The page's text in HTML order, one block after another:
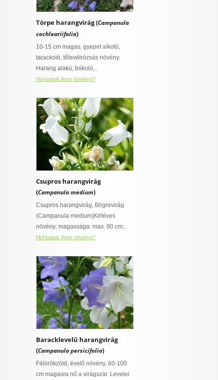
Törpe harangvirág (Campanula
cochleariifolia)
10-15 cm magas, gyepet alkotó,
tarackoló, tőlevélrózsás növény.
Harang alakú, bókoló,..
Hol kapok ilyen növényt?
Csupros harangvirág
(Campanula medium)
Csupros harangvirág, Bögrevirág
(Campanula medium)Kétéves
növény; magassága: max. 80 cm;..
Hol kapok ilyen növényt?
Baracklevelű harangvirág
(Campanula persicifolia)
Félörökzöld, évelő növény, 60-100
cm magasra nő a virágszár. Levelei